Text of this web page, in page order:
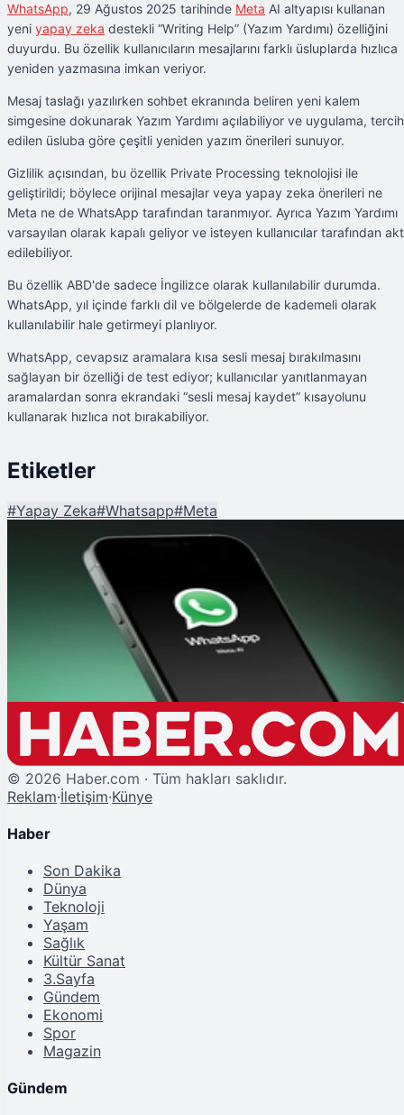
WhatsApp, 29 Ağustos 2025 tarihinde Meta AI altyapısı kullanan
yeni yapay zeka destekli “Writing Help” (Yazım Yardımı) özelliğini
duyurdu. Bu özellik kullanıcıların mesajlarını farklı üsluplarda hızlıca
yeniden yazmasına imkan veriyor.
Mesaj taslağı yazılırken sohbet ekranında beliren yeni kalem
simgesine dokunarak Yazım Yardımı açılabiliyor ve uygulama, tercih
edilen üsluba göre çeşitli yeniden yazım önerileri sunuyor.
Gizlilik açısından, bu özellik Private Processing teknolojisi ile
geliştirildi; böylece orijinal mesajlar veya yapay zeka önerileri ne
Meta ne de WhatsApp tarafından taranmıyor. Ayrıca Yazım Yardımı
varsayılan olarak kapalı geliyor ve isteyen kullanıcılar tarafından
edilebiliyor.
Bu özellik ABD'de sadece İngilizce olarak kullanılabilir durumda.
WhatsApp, yıl içinde farklı dil ve bölgelerde de kademeli olarak
kullanılabilir hale getirmeyi planlıyor.
WhatsApp, cevapsız aramalara kısa sesli mesaj bırakılmasını
sağlayan bir özelliği de test ediyor; kullanıcılar yanıtlanmayan
aramalardan sonra ekrandaki “sesli mesaj kaydet” kısayolunu
kullanarak hızlıca not bırakabiliyor.
Etiketler
#Yapay Zeka#Whatsapp#Meta
WhatsApp'a Yapay Zeka Destekli Yazım Yardımı Özelliği!
© 2026 Haber.com · Tüm hakları saklıdır.
Reklam·İletişim·Künye
Haber
Son Dakika
Dünya
Teknoloji
Yaşam
Sağlık
Kültür Sanat
3.Sayfa
Gündem
Ekonomi
Spor
Magazin
Gündem